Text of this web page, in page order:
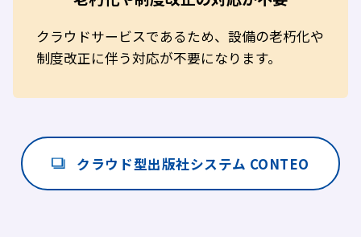
クラウドサービスであるため、設備の老朽化や
制度改正に伴う対応が不要になります。
クラウド型出版社システム CONTEO